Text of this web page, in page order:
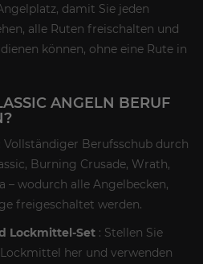
damit Sie jeden
alle Ruten freischalten und
können, ohne eine Rute in
ANGELN BERUF
: Vollständiger Berufsschub durch
Burning Crusade, Wrath,
– wodurch alle Angelbecken,
freigeschaltet werden.
Lockmittel-Set : Stellen Sie
her und verwenden